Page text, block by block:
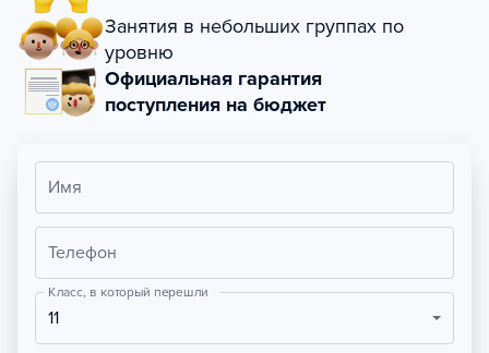
Занятия в небольших группах по
уровню
Официальная гарантия
поступления на бюджет
Имя
Телефон
Класс, в который перешли
11